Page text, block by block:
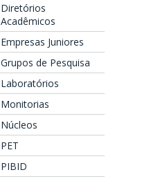
Diretórios
Acadêmicos
Empresas Juniores
Grupos de Pesquisa
Laboratórios
Monitorias
Núcleos
PET
PIBID